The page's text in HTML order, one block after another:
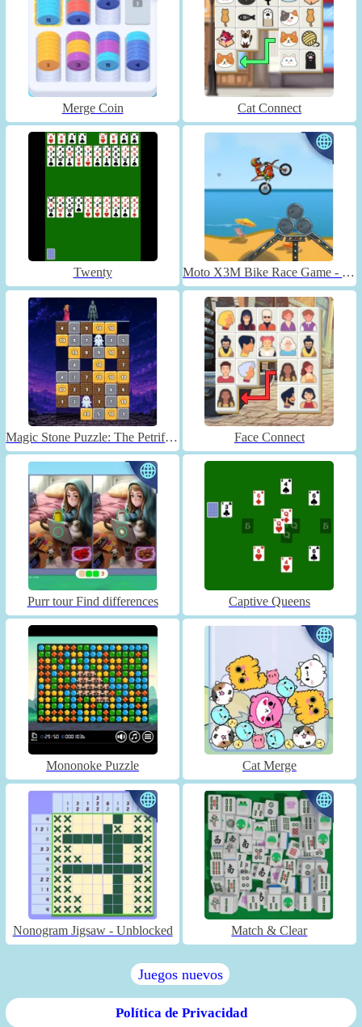
Merge Coin Cat Connect
Twenty Moto X3M Bike Race Game - Unblocked
Magic Stone Puzzle: The Petrified Prince Face Connect
Purr tour Find differences Captive Queens
Mononoke Puzzle Cat Merge
Nonogram Jigsaw - Unblocked Match & Clear
Juegos nuevos
Política de Privacidad